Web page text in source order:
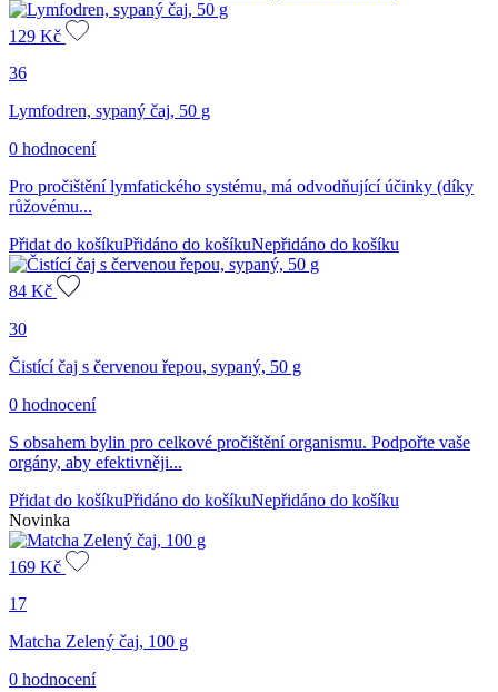
129 Kč
36
Lymfodren, sypaný čaj, 50 g
0 hodnocení
Pro pročištění lymfatického systému, má odvodňující účinky (díky
růžovému...
Přidat do košíkuPřidáno do košíkuNepřidáno do košíku
84 Kč
30
Čistící čaj s červenou řepou, sypaný, 50 g
0 hodnocení
S obsahem bylin pro celkové pročištění organismu. Podpořte vaše
orgány, aby efektivněji...
Přidat do košíkuPřidáno do košíkuNepřidáno do košíku
Novinka
169 Kč
17
Matcha Zelený čaj, 100 g
0 hodnocení